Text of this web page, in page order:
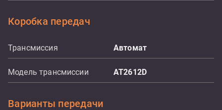
Коробка передач
Трансмиссия Aвтомат
Модель трансмиссии AT2612D
Варианты передачи